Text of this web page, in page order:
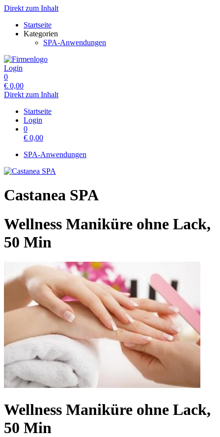
Direkt zum Inhalt
Startseite
Kategorien
SPA-Anwendungen
Login
0
€ 0,00
Direkt zum Inhalt
Startseite
Login
0
€ 0,00
SPA-Anwendungen
Castanea SPA
Wellness Maniküre ohne Lack,
50 Min
Wellness Maniküre ohne Lack,
50 Min